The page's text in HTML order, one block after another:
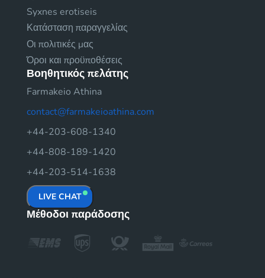
Syxnes erotiseis
Κατάσταση παραγγελίας
Οι πολιτικές μας
Όροι και προϋποθέσεις
Βοηθητικός πελάτης
Farmakeio Athina
contact@farmakeioathina.com
+44-203-608-1340
+44-808-189-1420
+44-203-514-1638
LIVE CHAT
Μέθοδοι παράδοσης